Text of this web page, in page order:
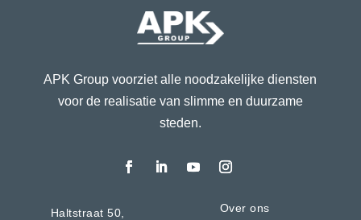
APK Group voorziet alle noodzakelijke diensten
voor de realisatie van slimme en duurzame
steden.
Haltstraat 50,
Over ons